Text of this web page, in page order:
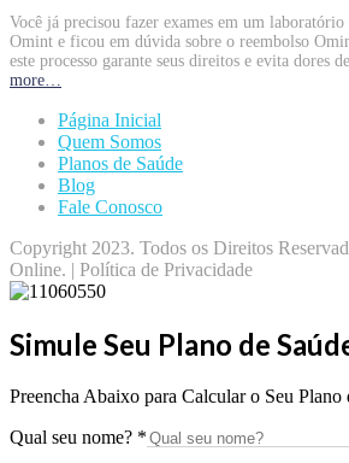
Você já precisou fazer exames em um laboratório
Omint e ficou em dúvida sobre o reembolso
este processo garante seus direitos e evita dores
more…
Página Inicial
Quem Somos
Planos de Saúde
Blog
Fale Conosco
Copyright 2023. Todos os Direitos
Online. | Política de Privacidade
Simule Seu Plano de
Preencha Abaixo para Calcular o Seu Plano
Qual seu nome? *